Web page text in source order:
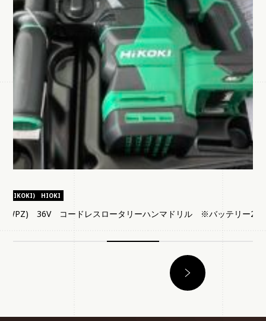
キ(HIKOKI) HIOKI
36V コードレスロータリーハンマドリル ※バッテリー2個